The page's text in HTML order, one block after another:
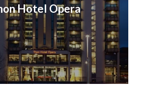
Hotel Opera